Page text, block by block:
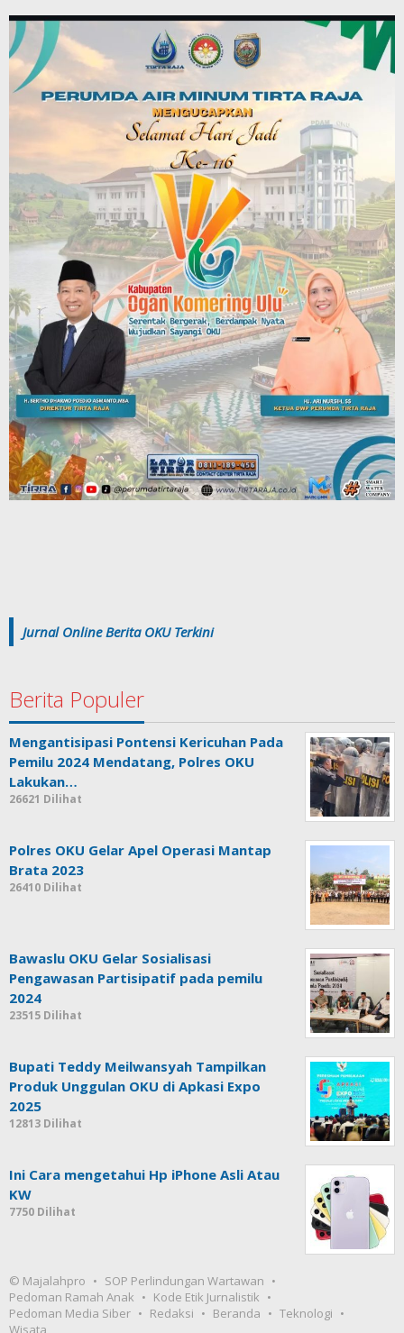
Jurnal Online Berita OKU Terkini
Berita Populer
Mengantisipasi Pontensi Kericuhan Pada
Pemilu 2024 Mendatang, Polres OKU
Lakukan…
26621 Dilihat
Polres OKU Gelar Apel Operasi Mantap
Brata 2023
26410 Dilihat
Bawaslu OKU Gelar Sosialisasi
Pengawasan Partisipatif pada pemilu
2024
23515 Dilihat
Bupati Teddy Meilwansyah Tampilkan
Produk Unggulan OKU di Apkasi Expo
2025
12813 Dilihat
Ini Cara mengetahui Hp iPhone Asli Atau
KW
7750 Dilihat
© Majalahpro
SOP Perlindungan Wartawan
Pedoman Ramah Anak
Kode Etik Jurnalistik
Pedoman Media Siber
Redaksi Beranda
Teknologi